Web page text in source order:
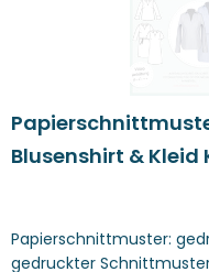
Blusenshirt & Kleid
Papierschnittmuster:
gedruckter